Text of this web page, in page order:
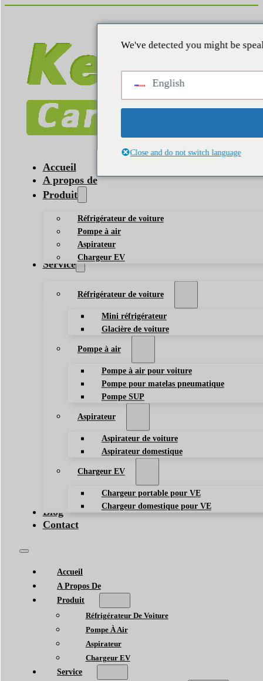
Accueil
A propos de
Produit
Réfrigérateur de voiture
Pompe à air
Aspirateur
Chargeur EV
Service
Réfrigérateur de voiture
Mini réfrigérateur
Glacière de voiture
Pompe à air
Pompe à air pour voiture
Pompe pour matelas pneumatique
Pompe SUP
Aspirateur
Aspirateur de voiture
Aspirateur domestique
Chargeur EV
Chargeur portable pour VE
Chargeur domestique pour VE
Blog
Contact
Accueil
A Propos De
Produit
Réfrigérateur De Voiture
Pompe À Air
Aspirateur
Chargeur EV
Service
We've detected you might be
English
Close and do not switch language